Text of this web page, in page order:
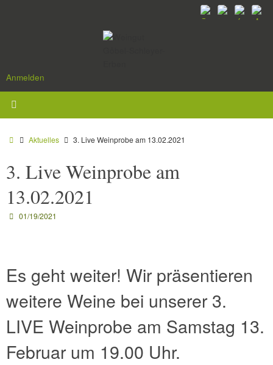
Anmelden
StartAktuelles 3. Live Weinprobe am 13.02.2021
3. Live Weinprobe am
13.02.2021
01/19/2021
Es geht weiter! Wir präsentieren
weitere Weine bei unserer 3.
LIVE Weinprobe am Samstag 13.
Februar um 19.00 Uhr.